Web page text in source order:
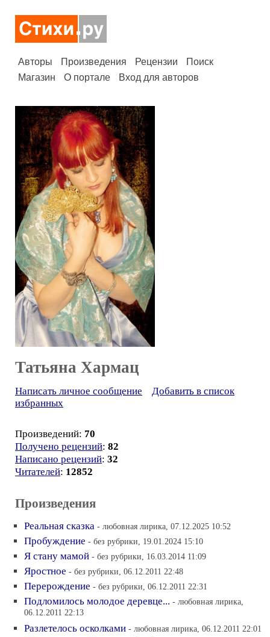
Авторы Произведения Рецензии
Поиск
Магазин
О портале Вход для авторов
Татьяна Хармац
Написать личное сообщение
Добавить в список
избранных
Произведений: 70
Получено рецензий: 82
Написано рецензий: 32
Читателей: 12852
Произведения
Реальная сказка - любовная лирика, 07.12.2025 10:52
Пробуждение - без рубрики, 19.01.2024 15:10
Я стану мамой - без рубрики, 16.03.2014 11:09
Яростное - без рубрики, 06.12.2011 22:48
Перерождение - без рубрики, 06.12.2011 22:31
Подломилось молодое деревце... - любовная лирика,
06.12.2011 22:13
Разлетелось осколками - любовная лирика, 06.12.2011 22:01